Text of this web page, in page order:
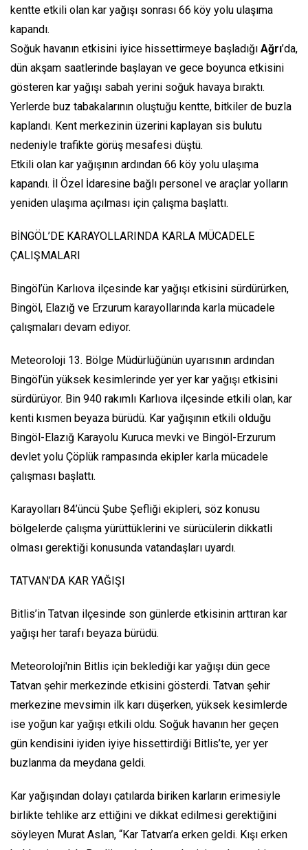
kentte etkili olan kar yağışı sonrası 66 köy yolu ulaşıma
kapandı.
Soğuk havanın etkisini iyice hissettirmeye başladığı Ağrı’da,
dün akşam saatlerinde başlayan ve gece boyunca etkisini
gösteren kar yağışı sabah yerini soğuk havaya bıraktı.
Yerlerde buz tabakalarının oluştuğu kentte, bitkiler de buzla
kaplandı. Kent merkezinin üzerini kaplayan sis bulutu
nedeniyle trafikte görüş mesafesi düştü.
Etkili olan kar yağışının ardından 66 köy yolu ulaşıma
kapandı. İl Özel İdaresine bağlı personel ve araçlar yolların
yeniden ulaşıma açılması için çalışma başlattı.
BİNGÖL’DE KARAYOLLARINDA KARLA MÜCADELE
ÇALIŞMALARI
Bingöl’ün Karlıova ilçesinde kar yağışı etkisini sürdürürken,
Bingöl, Elazığ ve Erzurum karayollarında karla mücadele
çalışmaları devam ediyor.
Meteoroloji 13. Bölge Müdürlüğünün uyarısının ardından
Bingöl’ün yüksek kesimlerinde yer yer kar yağışı etkisini
sürdürüyor. Bin 940 rakımlı Karlıova ilçesinde etkili olan, kar
kenti kısmen beyaza bürüdü. Kar yağışının etkili olduğu
Bingöl-Elazığ Karayolu Kuruca mevki ve Bingöl-Erzurum
devlet yolu Çöplük rampasında ekipler karla mücadele
çalışması başlattı.
Karayolları 84’üncü Şube Şefliği ekipleri, söz konusu
bölgelerde çalışma yürüttüklerini ve sürücülerin dikkatli
olması gerektiği konusunda vatandaşları uyardı.
TATVAN’DA KAR YAĞIŞI
Bitlis’in Tatvan ilçesinde son günlerde etkisinin arttıran kar
yağışı her tarafı beyaza bürüdü.
Meteoroloji'nin Bitlis için beklediği kar yağışı dün gece
Tatvan şehir merkezinde etkisini gösterdi. Tatvan şehir
merkezine mevsimin ilk karı düşerken, yüksek kesimlerde
ise yoğun kar yağışı etkili oldu. Soğuk havanın her geçen
gün kendisini iyiden iyiye hissettirdiği Bitlis’te, yer yer
buzlanma da meydana geldi.
Kar yağışından dolayı çatılarda biriken karların erimesiyle
birlikte tehlike arz ettiğini ve dikkat edilmesi gerektiğini
söyleyen Murat Aslan, “Kar Tatvan’a erken geldi. Kışı erken